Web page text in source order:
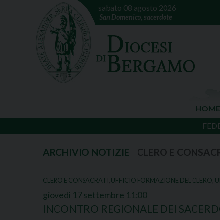
sabato 08 agosto 2026
San Domenico, sacerdote
HOME
CLERO E CONSACRATI UFFICIO FORMAZIONE DEL CLERO
giovedì 17settembre 11:00
INCONTRO REGIONALE DEI